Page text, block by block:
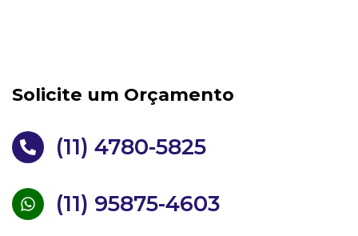
Solicite um Orçamento
(11) 4780-5825
(11) 95875-4603